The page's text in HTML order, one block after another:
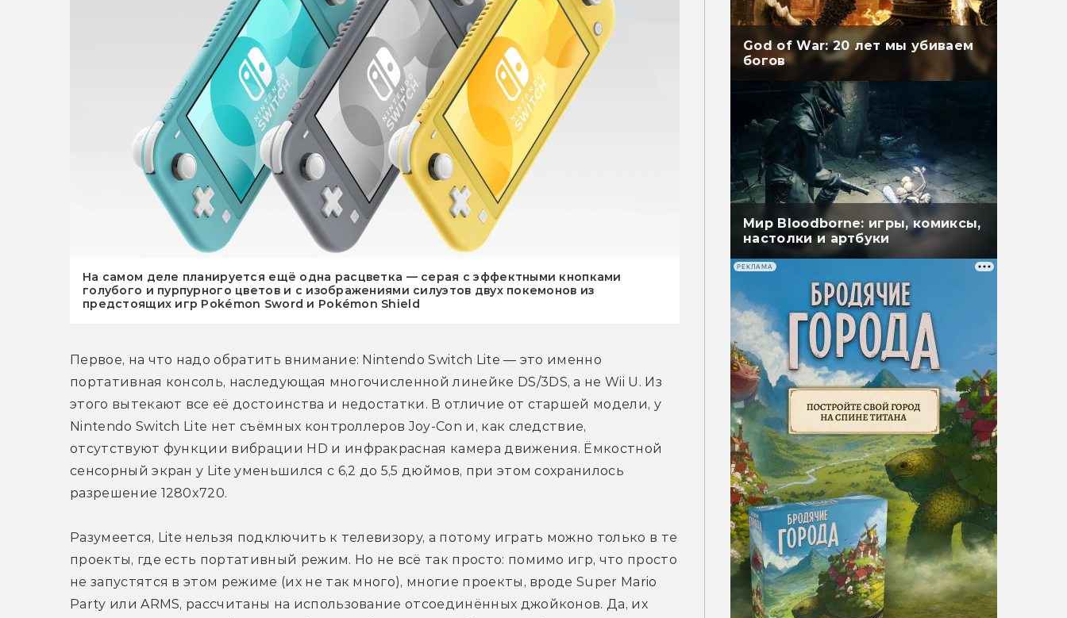
На самом деле планируется ещё одна расцветка — серая с эффектными кнопками
голубого и пурпурного цветов и с изображениями силуэтов двух покемонов из
предстоящих игр Pokémon Sword и Pokémon Shield
Первое, на что надо обратить внимание: Nintendo Switch Lite — это именно
портативная консоль, наследующая многочисленной линейке DS/3DS, а не Wii U. Из
этого вытекают все её достоинства и недостатки. В отличие от старшей модели, у
Nintendo Switch Lite нет съёмных контроллеров Joy-Con и, как следствие,
отсутствуют функции вибрации HD и инфракрасная камера движения. Ёмкостной
сенсорный экран у Lite уменьшился с 6,2 до 5,5 дюймов, при этом сохранилось
разрешение 1280x720.
Разумеется, Lite нельзя подключить к телевизору, а потому играть можно только в те
проекты, где есть портативный режим. Но не всё так просто: помимо игр, что просто
не запустятся в этом режиме (их не так много), многие проекты, вроде Super Mario
Party или ARMS, рассчитаны на использование отсоединённых джойконов. Да, их
God of War: 20 лет мы убиваем
богов
Мир Bloodborne: игры, комиксы,
настолки и артбуки
РЕКЛАМА